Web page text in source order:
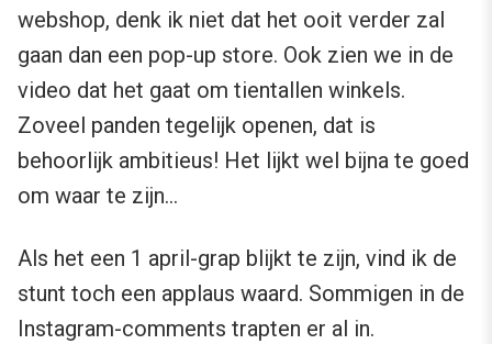
webshop, denk ik niet dat het ooit verder zal
gaan dan een pop-up store. Ook zien we in de
video dat het gaat om tientallen winkels.
Zoveel panden tegelijk openen, dat is
behoorlijk ambitieus! Het lijkt wel bijna te goed
om waar te zijn…
Als het een 1 april-grap blijkt te zijn, vind ik de
stunt toch een applaus waard. Sommigen in de
Instagram-comments trapten er al in.